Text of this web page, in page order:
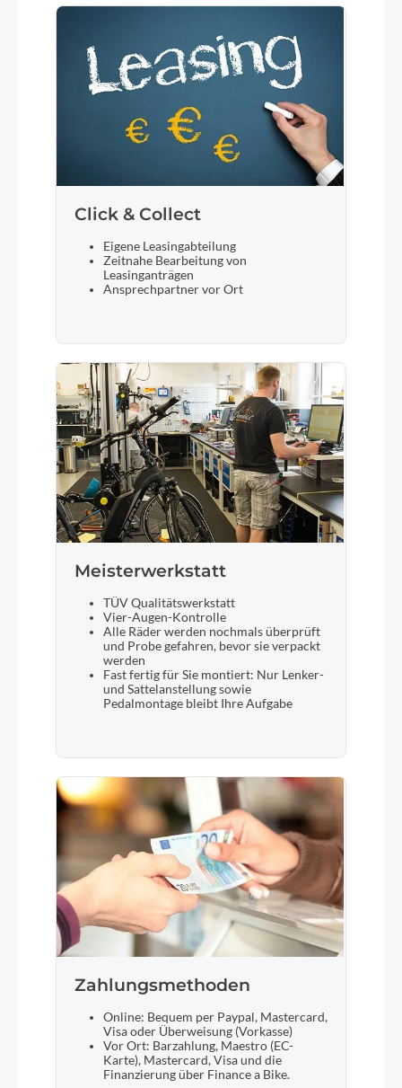
Click & Collect
Eigene Leasingabteilung
Zeitnahe Bearbeitung von
Leasinganträgen
Ansprechpartner vor Ort
Meisterwerkstatt
TÜV Qualitätswerkstatt
Vier-Augen-Kontrolle
Alle Räder werden nochmals überprüft
und Probe gefahren, bevor sie verpackt
werden
Fast fertig für Sie montiert: Nur Lenker-
und Sattelanstellung sowie
Pedalmontage bleibt Ihre Aufgabe
Zahlungsmethoden
Online: Bequem per Paypal, Mastercard,
Visa oder Überweisung (Vorkasse)
Vor Ort: Barzahlung, Maestro (EC-
Karte), Mastercard, Visa und die
Finanzierung über Finance a Bike.